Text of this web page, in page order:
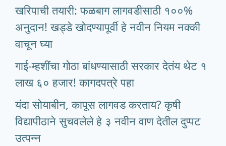
खरिपाची तयारी: फळबाग लागवडीसाठी १००%
अनुदान! खड्डे खोदण्यापूर्वी हे नवीन नियम नक्की
वाचून घ्या
गाई-म्हशींचा गोठा बांधण्यासाठी सरकार देतंय थेट १
लाख ६० हजार! कागदपत्रे पहा
यंदा सोयाबीन, कापूस लागवड करताय? कृषी
विद्यापीठाने सुचवलेले हे ३ नवीन वाण देतील दुप्पट
उत्पन्न